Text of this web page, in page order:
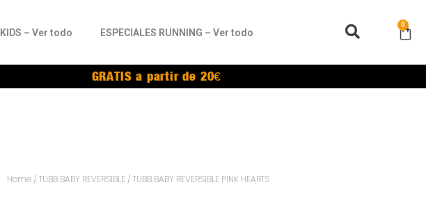
KIDS – Ver todo ESPECIALES RUNNING – Ver todo
0
GRATIS a partir de 20€
Home / TUBB BABY REVERSIBLE / TUBB BABY REVERSIBLE PINK HEARTS